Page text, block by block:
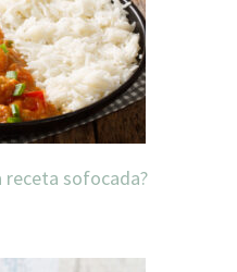
receta sofocada?